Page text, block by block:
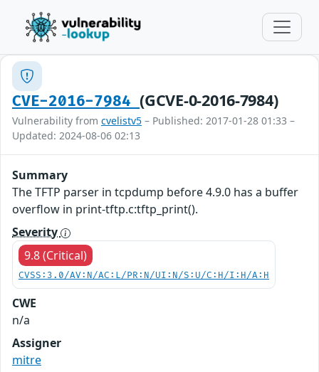
CVE-2016-7984(GCVE-0-2016-7984)
Vulnerability from cvelistv5 – Published: 2017-01-28 01:33 –
Updated: 2024-08-06 02:13
Summary
The TFTP parser in tcpdump before 4.9.0 has a buffer
overflow in print-tftp.c:tftp_print().
Severity
9.8 (Critical)
CVSS:3.0/AV:N/AC:L/PR:N/UI:N/S:U/C:H/I:H/A:H
CWE
n/a
Assigner
mitre